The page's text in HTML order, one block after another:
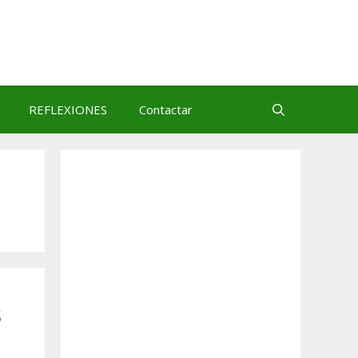
REFLEXIONES Contactar